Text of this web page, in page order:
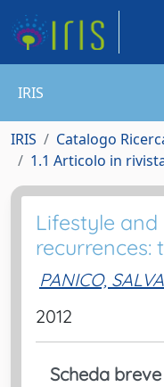
IRIS
IRIS Catalogo
1.1 Articolo in
Lifestyle
recurrences:
PANICO,
2012
Scheda breve